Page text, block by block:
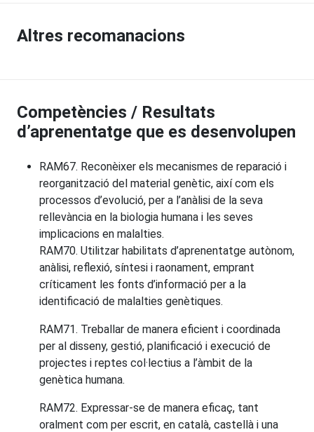
Altres recomanacions
Competències / Resultats
d’aprenentatge que es desenvolupen
RAM67. Reconèixer els mecanismes de reparació i
reorganització del material genètic, així com els
processos d’evolució, per a l’anàlisi de la seva
rellevància en la biologia humana i les seves
implicacions en malalties.
RAM70. Utilitzar habilitats d’aprenentatge autònom,
anàlisi, reflexió, síntesi i raonament, emprant
críticament les fonts d’informació per a la
identificació de malalties genètiques.
RAM71. Treballar de manera eficient i coordinada
per al disseny, gestió, planificació i execució de
projectes i reptes col·lectius a l’àmbit de la
genètica humana.
RAM72. Expressar-se de manera eficaç, tant
oralment com per escrit, en català, castellà i una